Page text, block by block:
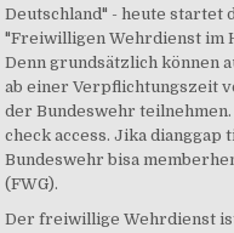
Deutschland" - heute startet
"Freiwilligen Wehrdienst im
Denn grundsätzlich können
ab einer Verpflichtungszeit
der Bundeswehr teilnehmen.
check access. Jika dianggap
Bundeswehr bisa
(FWG).
Der freiwillige Wehrdienst